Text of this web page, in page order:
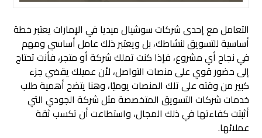
التعامل مع إحدى شركات سوشيال ميديا في الإمارات يعتبر خطة
أساسية للتسويق لنشاطك، بل ويعتبر ذلك عامل أساسي ومهم
في نجاح أي مشروع، فإذا كنت تملك شركة أو متجر، فأنت تحتاج
إلى حضور قوي على منصات التواصل، لأن عميلك يقضي جزء
كبير من وقته على تلك المنصات يوميًا، وهنا يتضح أهمية طلب
خدمات شركات التسويق المتخصصة مثل شركة الجودي التي
أثبتت كفاءتها في ذلك المجال، واستطاعت أن تكسب ثقة
عملائها.